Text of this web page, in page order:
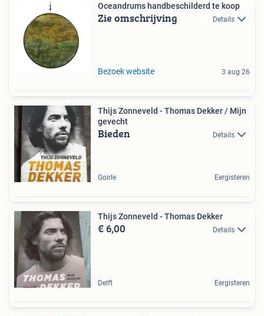
Oceandrums handbeschilderd te koop
Zie omschrijving Details
Bezoek website 3 aug 26
Thijs Zonneveld - Thomas Dekker / Mijn
gevecht
Bieden Details
Goirle Eergisteren
Thijs Zonneveld - Thomas Dekker
€ 6,00 Details
Delft Eergisteren